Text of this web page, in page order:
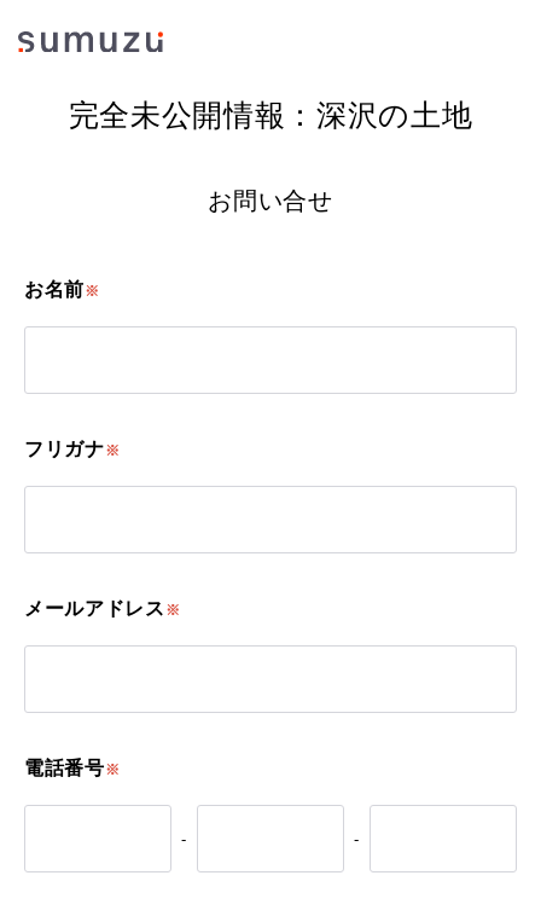
完全未公開情報：深沢の土地
お問い合せ
お名前※
フリガナ※
メールアドレス ※
電話番号※
- -